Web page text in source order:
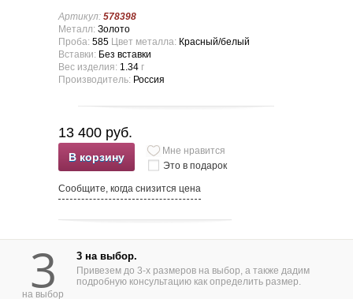
Артикул: 578398
Металл: Золото
Проба: 585 Цвет металла: Красный/белый
Вставки: Без вставки
Вес изделия: 1.34 г
Производитель: Россия
13 400 руб.
В корзину
Мне нравится
Это в подарок
Сообщите, когда снизится цена
3
на выбор
3 на выбор.
Привезем до 3-х размеров на выбор, а также дадим
подробную консультацию как определить размер.